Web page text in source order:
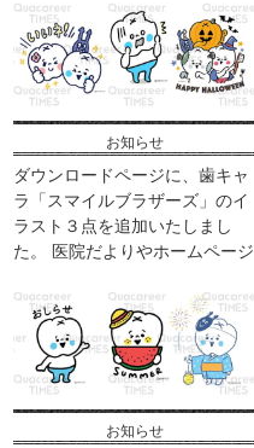
お知らせ
ダウンロードページに、歯キャ
ラ「スマイルブラザーズ」のイ
ラスト３点を追加いたしまし
た。 医院だよりやホームページ
ァイルでの配布となります。画
像はPNG形式となります。 ※素
材として使用す […]
お知らせ